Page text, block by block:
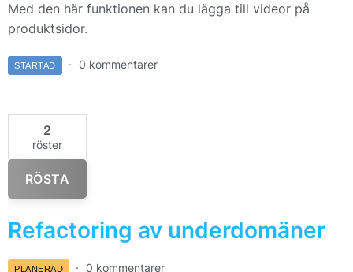
Med den här funktionen kan du lägga till videor på
produktsidor.
STARTAD 0 kommentarer
2
röster
RÖSTA
Refactoring av underdomäner
PLANERAD 0 kommentarer